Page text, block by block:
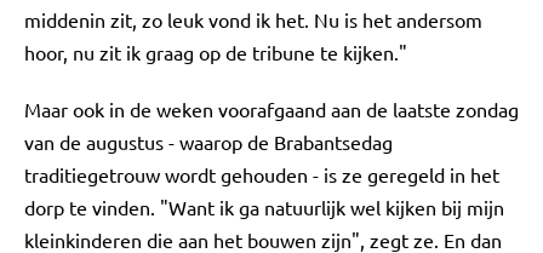
middenin zit, zo leuk vond ik het. Nu is het andersom
hoor, nu zit ik graag op de tribune te kijken."
Maar ook in de weken voorafgaand aan de laatste zondag
van de augustus - waarop de Brabantsedag
traditiegetrouw wordt gehouden - is ze geregeld in het
dorp te vinden. "Want ik ga natuurlijk wel kijken bij mijn
kleinkinderen die aan het bouwen zijn", zegt ze. En dan